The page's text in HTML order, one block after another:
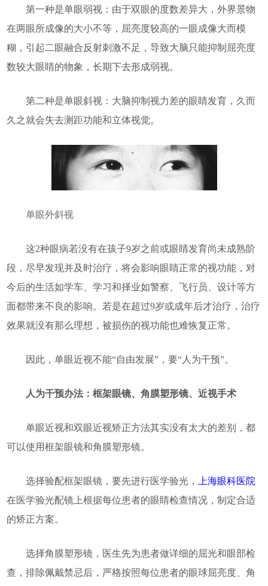
第一种是单眼弱视：由于双眼的度数差异大，外界景物
在两眼所成像的大小不等，屈亮度较高的一眼成像大而模
糊，引起二眼融合反射刺激不足，导致大脑只能抑制屈亮度
数较大眼睛的物象，长期下去形成弱视。
第二种是单眼斜视：大脑抑制视力差的眼睛发育，久而
久之就会失去测距功能和立体视觉。
单眼外斜视
这2种眼病若没有在孩子9岁之前或眼睛发育尚未成熟阶
段，尽早发现并及时治疗，将会影响眼睛正常的视功能，对
今后的生活如学车、学习和择业如警察、飞行员、设计等方
面都带来不良的影响。若是在超过9岁或成年后才治疗，治疗
效果就没有那么理想，被损伤的视功能也难恢复正常。
因此，单眼近视不能“自由发展”，要“人为干预”。
人为干预办法：框架眼镜、角膜塑形镜、近视手术
单眼近视和双眼近视矫正方法其实没有太大的差别，都
可以使用框架眼镜和角膜塑形镜。
选择验配框架眼镜，要先进行医学验光，
上海眼科医院
在医学验光配镜上根据每位患者的眼睛检查情况，制定合适
的矫正方案。
选择角膜塑形镜，医生先为患者做详细的屈光和眼部检
查，排除佩戴禁忌后，严格按照每位患者的眼球屈亮度、角